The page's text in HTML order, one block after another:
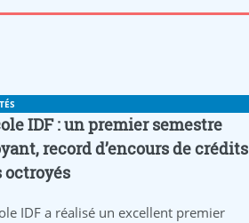
IDF : un premier semestre
record d’encours de crédits
IDF a réalisé un excellent premier